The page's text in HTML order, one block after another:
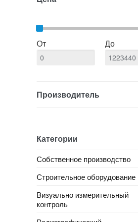
От До
Производитель
Категории
Собственное производство
Строительное оборудование
Визуально измерительный
контроль